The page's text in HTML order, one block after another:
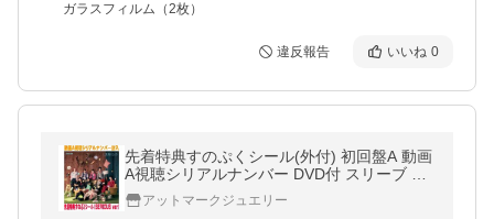
ガラスフィルム（2枚）
違反報告 いいね 0
先着特典すのぷくシール(外付) 初回盤A 動画
A視聴シリアルナンバー DVD付 スリーブ Sn
ow Man CD+DVD/SERIOUS 25/7/23発売
【オリコン加盟店】
アットマークジュエリー